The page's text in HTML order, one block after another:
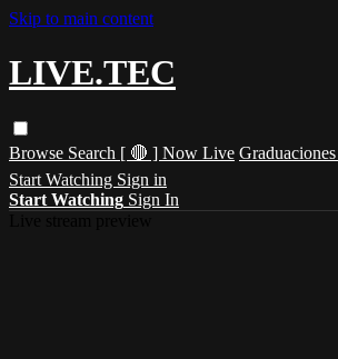
Skip to main content
LIVE.TEC
Browse Search [ 🔴 ] Now Live
Start Watching Sign in
Start Watching Sign In